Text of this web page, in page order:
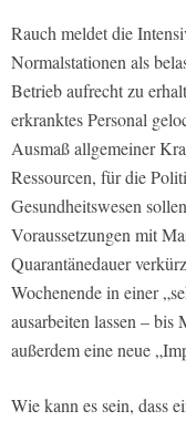
Rauch meldet die
Normalstationen als
Betrieb aufrecht zu
erkranktes Personal
Ausmaß allgemeiner
Ressourcen, für die
Gesundheitswesen
Voraussetzungen mit
Quarantänedauer
Wochenende in einer
ausarbeiten lassen –
außerdem eine neue
Wie kann es sein, dass